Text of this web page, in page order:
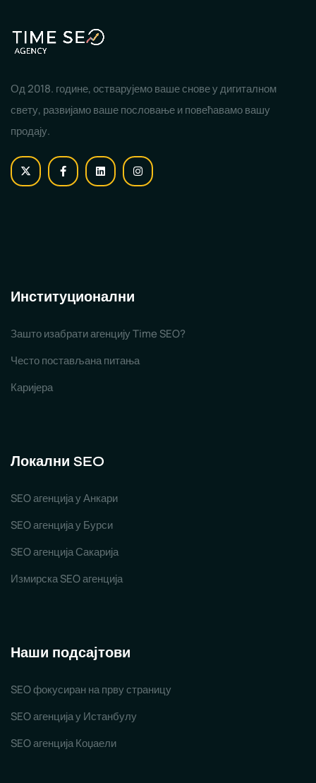
Од 2018. године, остварујемо ваше снове у дигиталном
свету, развијамо ваше пословање и повећавамо вашу
продају.
Институционални
Зашто изабрати агенцију Time SEO?
Често постављана питања
Каријера
Локални SEO
SEO агенција у Анкари
SEO агенција у Бурси
SEO агенција Сакарија
Измирска SEO агенција
Наши подсајтови
SEO фокусиран на прву страницу
SEO агенција у Истанбулу
SEO агенција Коџаели